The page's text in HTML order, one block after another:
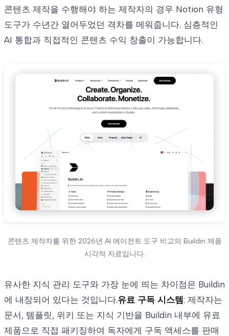
콘텐츠 제작을 수행해야 하는 제작자의 경우 Notion 유형
도구가 수년간 열어두었던 격차를 메워줍니다. 심층적인
AI 통합과 직접적인 콘텐츠 수익 창출이 가능합니다.
콘텐츠 제작자를 위한 2026년 AI 에이전트 도구 비교의 Buildin 제품
시각적 자료입니다.
유사한 지식 관리 도구와 가장 눈에 띄는 차이점은 Buildin
에 내장되어 있다는 것입니다.유료 구독 시스템: 제작자는
문서, 템플릿, 위키 또는 지식 기반을 Buildin 내부에 유료
제품으로 직접 패키징하여 독자에게 구독 액세스를 판매